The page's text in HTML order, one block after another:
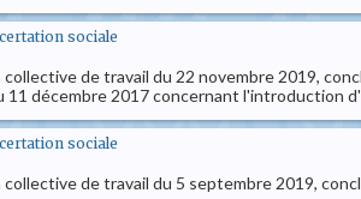
sociale
de travail du 22 novembre 2019,
décembre 2017 concernant l'introduction
sociale
de travail du 5 septembre 2019,